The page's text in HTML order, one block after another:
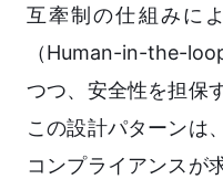
互牽制の仕組みに
（Human-in-the-
つつ、安全性を担保
この設計パターンは
コンプライアンスが